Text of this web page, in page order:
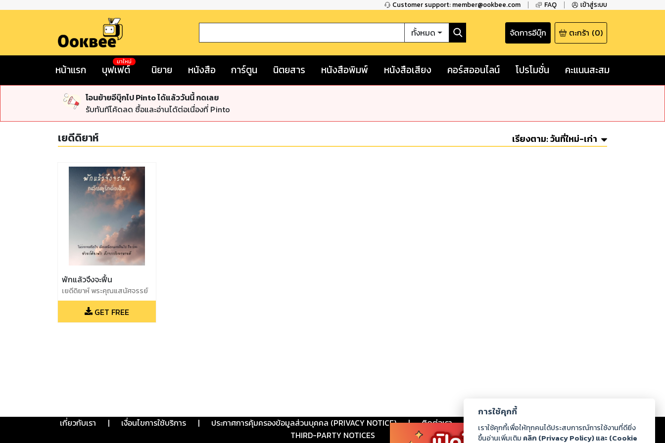
Customer support: member@ookbee.com FAQ เข้าสู่ระบบ
ทั้งหมด จัดการอีบุ๊ก ตะกร้า (0)
หน้าแรก บุฟเฟต์
มาใหม่
นิยาย หนังสือ การ์ตูน นิตยสาร หนังสือพิมพ์ หนังสือเสียง คอร์สออนไลน์ โปรโมชั่น คะแนนสะสม
โอนย้ายอีบุ๊กไป Pinto ได้แล้ววันนี้ กดเลย
รับทันทีโค้ดลด ซื้อและอ่านได้ต่อเนื่องที่ Pinto
เยดีดิยาห์ เรียงตาม:วันที่ใหม่-เก่า
พักแล้วจึงจะฟื้น
เยดีดิยาห์ พระคุณแสนัศจรรย์
GET FREE
เกี่ยวกับเรา | เงื่อนไขการใช้บริการ | ประกาศการคุ้มครองข้อมูลส่วนบุคคล (PRIVACY NOTICE) | ติดต่อเรา ร่วมงานกับเรา ดาวน์โหลด
THIRD-PARTY NOTICES
การใช้คุกกี้
เราใช้คุกกี้เพื่อให้ทุกคนได้ประสบการณ์การใช้งานที่ดียิ่ง
ขึ้นอ่านเพิ่มเติม คลิก (Privacy Policy) และ (Cookie